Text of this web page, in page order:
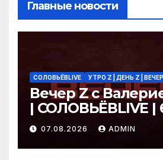
Главные новости
СОЛОВЬЁВLIVE УТРО Z | ДЕНЬ Z |
Вечер Z с
| СОЛОВЬЁВLIVE |
2026 года
07.08.2026 ADMIN